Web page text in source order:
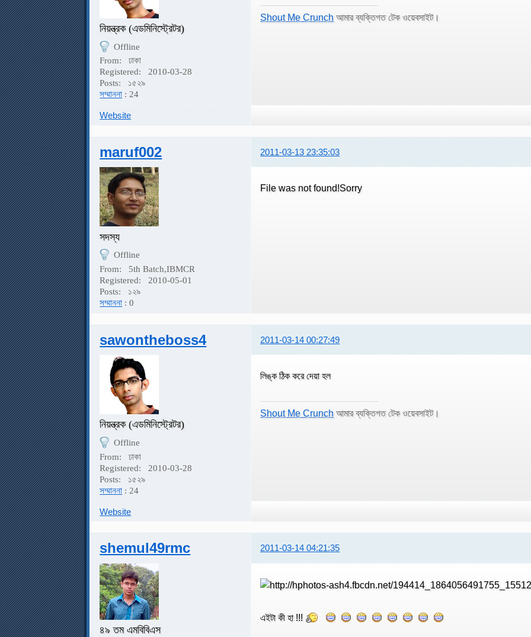
নিয়ন্ত্রক (এডমিনিস্ট্রেটর)
Offline
From:
ঢাকা
Registered:
2010-03-28
Posts:
১৫২৯
সম্মাননা : 24
Shout Me Crunch আমার ব্যক্তিগত টেক ওয়েবসাইট।
Website
maruf002 2011-03-13 23:35:03
সদস্য
Offline
From:
5th Batch,IBMCR
Registered:
2010-05-01
Posts:
১২৯
সম্মাননা : 0
File was not found!Sorry
sawontheboss4 2011-03-14 00:27:49
নিয়ন্ত্রক (এডমিনিস্ট্রেটর)
Offline
From:
ঢাকা
Registered:
2010-03-28
Posts:
১৫২৯
সম্মাননা : 24
লিঙ্ক ঠিক করে দেয়া হল
Shout Me Crunch আমার ব্যক্তিগত টেক ওয়েবসাইট।
Website
shemul49rmc 2011-03-14 04:21:35
৪৯ তম এমবিবিএস
এইটা কী হা !!!